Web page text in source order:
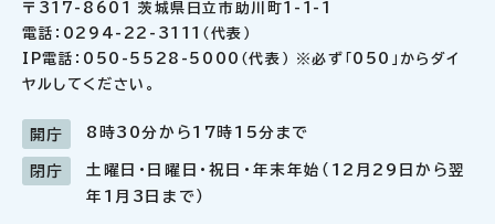
〒317-8601 茨城県日立市助川町1-1-1
電話：0294-22-3111（代表）
IP電話：050-5528-5000（代表） ※必ず「050」からダイ
ヤルしてください。
開庁 8時30分から17時15分まで
閉庁
土曜日・日曜日・祝日・年末年始（12月29日から翌
年1月3日まで）